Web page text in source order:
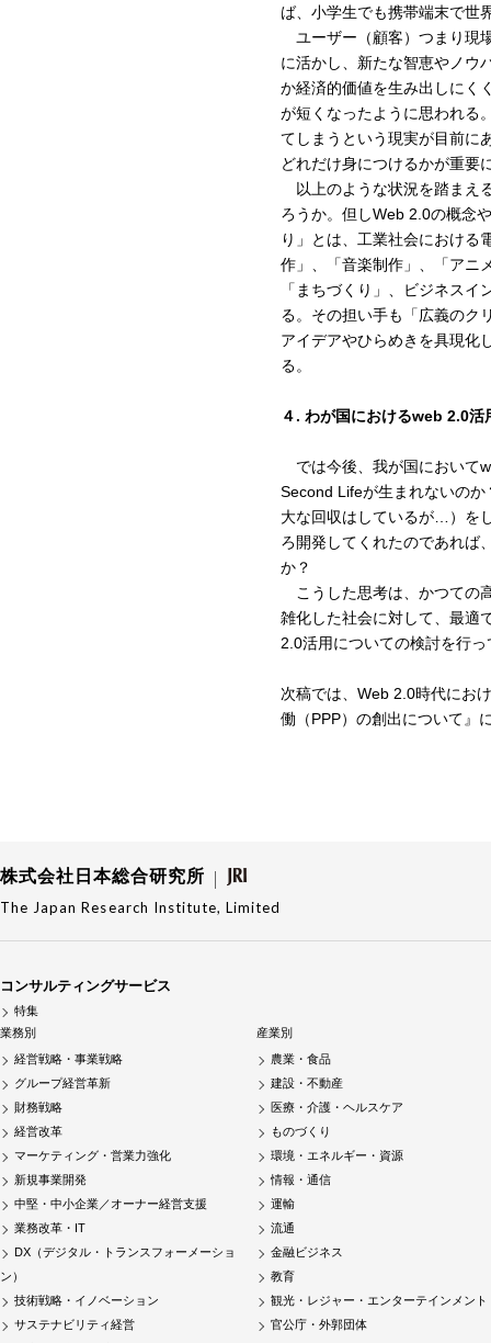
ば、小学生でも携帯端末で世
ユーザー（顧客）つまり現
に活かし、新たな智恵やノウ
か経済的価値を生み出しにく
が短くなったように思われる
てしまうという現実が目前に
どれだけ身につけるかが重要
以上のような状況を踏まえ
ろうか。但しWeb 2.0の概念
り」とは、工業社会における
作」、「音楽制作」、「アニ
「まちづくり」、ビジネス
る。その担い手も「広義のク
アイデアやひらめきを具現化
る。
４. わが国におけるweb 2.0活
では今後、我が国において
Second Lifeが生まれないの
大な回収はしているが…）を
ろ開発してくれたのであれば
か？
こうした思考は、かつての
雑化した社会に対して、最適
2.0活用についての検討を行
次稿では、Web 2.0時代にお
働（PPP）の創出について』
株式会社日本総合研究所
The Japan Research Institute, Limited
コンサルティングサービス
特集
業務別
経営戦略・事業戦略
グループ経営革新
財務戦略
経営改革
マーケティング・営業力強化
新規事業開発
中堅・中小企業／オーナー経営支援
業務改革・IT
DX（デジタル・トランスフォーメーショ
ン）
技術戦略・イノベーション
サステナビリティ経営
産業別
農業・食品
建設・不動産
医療・介護・ヘルスケア
ものづくり
環境・エネルギー・資源
情報・通信
運輸
流通
金融ビジネス
教育
観光・レジャー・エンターテインメント
官公庁・外郭団体